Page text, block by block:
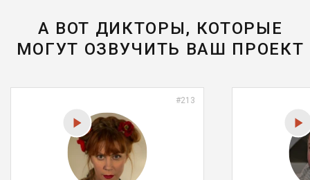
А ВОТ ДИКТОРЫ, КОТОРЫЕ
МОГУТ ОЗВУЧИТЬ ВАШ ПРОЕКТ
#213